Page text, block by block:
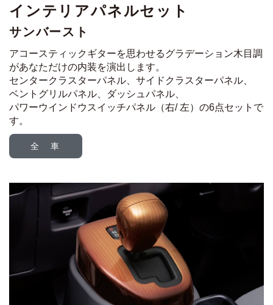
インテリアパネルセット
サンバースト
アコースティックギターを思わせるグラデーション木目調
があなただけの内装を演出します。
センタークラスターパネル、サイドクラスターパネル、
ベントグリルパネル、ダッシュパネル、
パワーウインドウスイッチパネル（右/ 左）の6点セットで
す。
全 車